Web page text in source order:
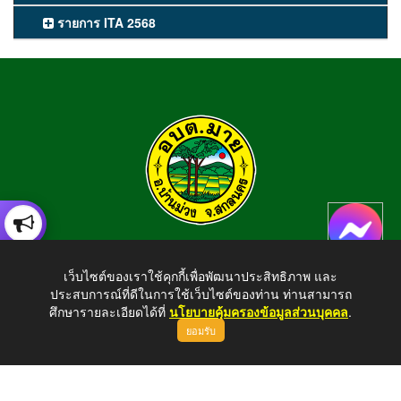
รายการ ITA 2568
อำเภอบ้านม่วง จังหวัดสกลนคร สอบถามข้อมูลโทร 042-794924
E-mail : tambonmai275@gmail.com
เว็บไซต์ของเราใช้คุกกี้เพื่อพัฒนาประสิทธิภาพ และ
ประสบการณ์ที่ดีในการใช้เว็บไซต์ของท่าน ท่านสามารถ
ศึกษารายละเอียดได้ที่ นโยบายคุ้มครองข้อมูลส่วนบุคคล.
ยอมรับ